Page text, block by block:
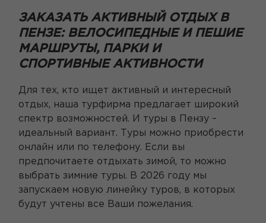
ЗАКАЗАТЬ АКТИВНЫЙ ОТДЫХ В
ПЕНЗЕ: ВЕЛОСИПЕДНЫЕ И ПЕШИЕ
МАРШРУТЫ, ПАРКИ И
СПОРТИВНЫЕ АКТИВНОСТИ
Для тех, кто ищет активный и интересный
отдых, наша турфирма предлагает широкий
спектр возможностей. И туры в Пензу –
идеальный вариант. Туры можно приобрести
онлайн или по телефону. Если вы
предпочитаете отдыхать зимой, то можно
выбрать зимние туры. В 2026 году мы
запускаем новую линейку туров, в которых
будут учтены все Ваши пожелания.